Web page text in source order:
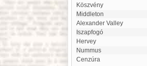
Köszvény
Middleton
Alexander Valley
Iszapfogó
Hervey
Nummus
cenzúra